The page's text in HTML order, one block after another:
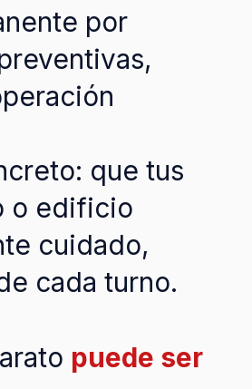
por
que tus
o edificio
cuidado,
cada turno.
puede ser